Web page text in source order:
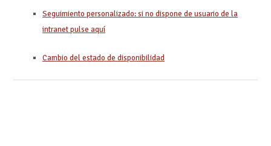
Seguimiento personalizado: si no dispone de usuario de la
intranet pulse aquí
Cambio del estado de disponibilidad